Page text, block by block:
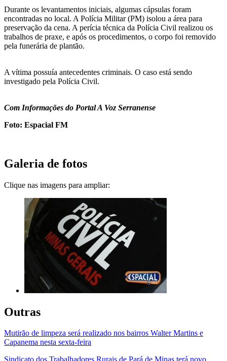
Durante os levantamentos iniciais, algumas cápsulas foram
encontradas no local. A Polícia Militar (PM) isolou a área para
preservação da cena. A perícia técnica da Polícia Civil realizou os
trabalhos de praxe, e após os procedimentos, o corpo foi removido
pela funerária de plantão.
A vítima possuía antecedentes criminais. O caso está sendo
investigado pela Polícia Civil.
Com Informações do Portal A Voz Serranense
Foto: Espacial FM
Galeria de fotos
Clique nas imagens para ampliar:
Outras
Mutirão de limpeza será realizado nos bairros Walter Martins e
Capanema nesta sexta-feira